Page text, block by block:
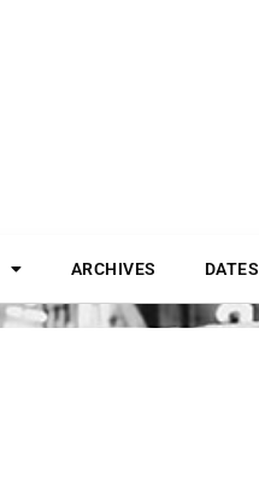
ARCHIVES DATES